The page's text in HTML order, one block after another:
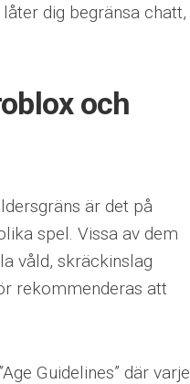
dig begränsa chatt,
och
är det på
spel. Vissa av dem
våld, skräckinslag
rekommenderas att
Guidelines” där varje